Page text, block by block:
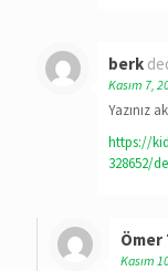
berk
Kasım 7,
Yazınız
https://
328652/
Ömer
Kasım